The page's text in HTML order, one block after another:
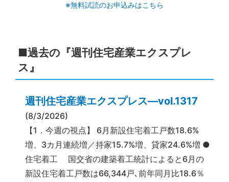
※無料試読のお申込みはこちら
■過去の『週刊住宅産業エクスプレ
ス』
週刊住宅産業エクスプレス―vol.1317
(8/3/2026)
【1．今週の視点】 6月新設住宅着工戸数18.6%
増、3カ月連続増／持家15.7%増、貸家24.6%増 ●
住宅着工 国交省の建築着工統計によると6月の
新設住宅着工戸数は66,344戸､前年同月比18.6％